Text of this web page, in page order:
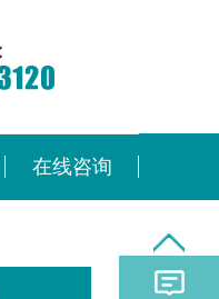
在线咨询